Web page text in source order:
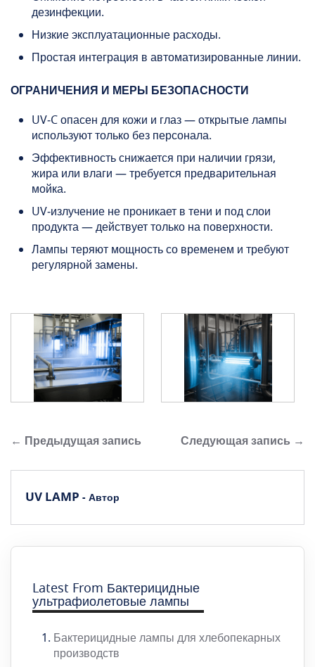
дезинфекции.
Низкие эксплуатационные расходы.
Простая интеграция в автоматизированные линии.
ОГРАНИЧЕНИЯ И МЕРЫ БЕЗОПАСНОСТИ
UV‑C опасен для кожи и глаз — открытые лампы
используют только без персонала.
Эффективность снижается при наличии грязи,
жира или влаги — требуется предварительная
мойка.
UV‑излучение не проникает в тени и под слои
продукта — действует только на поверхности.
Лампы теряют мощность со временем и требуют
регулярной замены.
← Предыдущая запись Следующая запись →
UV LAMP - Автор
Latest From Бактерицидные
ультрафиолетовые лампы
Бактерицидные лампы для хлебопекарных
производств